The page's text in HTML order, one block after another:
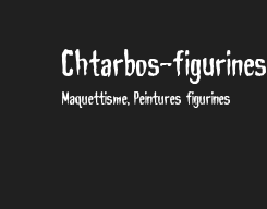
Chtarbos-figurines
Maquettisme, Peintures figurines